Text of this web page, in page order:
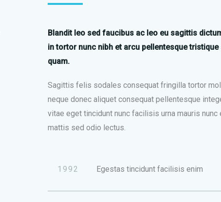
Blandit leo sed faucibus ac leo eu sagittis
in tortor nunc nibh et arcu pellentesque
quam.
Sagittis felis sodales consequat fringilla tortor
neque donec aliquet consequat pellentesque
vitae eget tincidunt nunc facilisis urna mauris
mattis sed odio lectus.
1992 Egestas tincidunt facilisis enim